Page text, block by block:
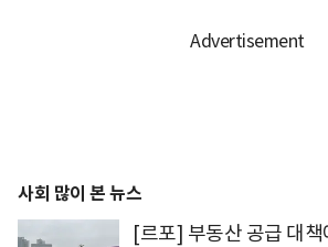
사회 많이 본 뉴스
[르포] 부동산 공급 대